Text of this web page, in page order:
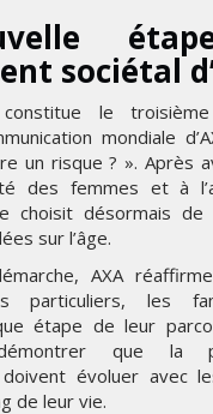
sociétal
constitue le
mondiale
un risque ? ». Après
des femmes et à
choisit désormais de
sur l’âge.
AXA
particuliers, les
étape de leur
que la
doivent évoluer avec
de leur vie.